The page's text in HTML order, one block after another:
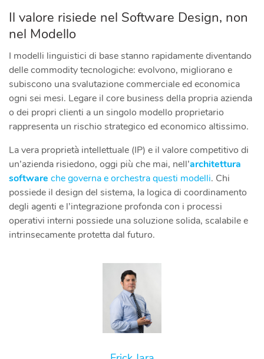
Il valore risiede nel Software Design, non
nel Modello
I modelli linguistici di base stanno rapidamente diventando
delle commodity tecnologiche: evolvono, migliorano e
subiscono una svalutazione commerciale ed economica
ogni sei mesi. Legare il core business della propria azienda
o dei propri clienti a un singolo modello proprietario
rappresenta un rischio strategico ed economico altissimo.
La vera proprietà intellettuale (IP) e il valore competitivo di
un’azienda risiedono, oggi più che mai, nell’architettura
software che governa e orchestra questi modelli. Chi
possiede il design del sistema, la logica di coordinamento
degli agenti e l’integrazione profonda con i processi
operativi interni possiede una soluzione solida, scalabile e
intrinsecamente protetta dal futuro.